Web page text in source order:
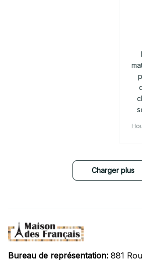
de
Charger plus
Bureau de représentation: 881